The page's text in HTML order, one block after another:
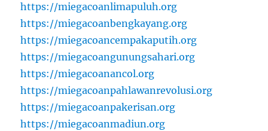
https://miegacoanlimapuluh.org
https://miegacoanbengkayang.org
https://miegacoancempakaputih.org
https://miegacoangunungsahari.org
https://miegacoanancol.org
https://miegacoanpahlawanrevolusi.org
https://miegacoanpakerisan.org
https://miegacoanmadiun.org